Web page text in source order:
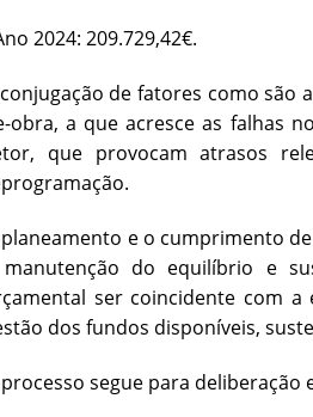
2024: 209.729,42€.
de fatores como são
obra, a que acresce as falhas
que provocam atrasos
planeamento e o cumprimento
do equilíbrio e
ser coincidente com a
dos fundos disponíveis,
segue para deliberação